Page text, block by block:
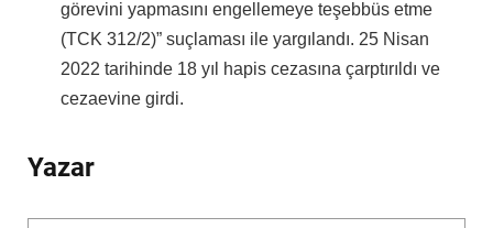
görevini yapmasını engellemeye teşebbüs etme
(TCK 312/2)” suçlaması ile yargılandı. 25 Nisan
2022 tarihinde 18 yıl hapis cezasına çarptırıldı ve
cezaevine girdi.
Yazar